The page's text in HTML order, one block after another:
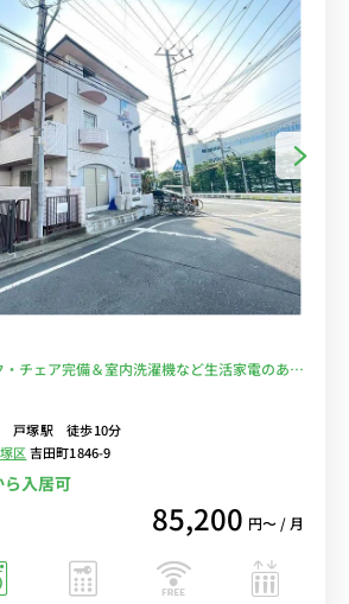
・チェア完備＆室内洗濯機など生活家電のある
駅までダイレクトアクセス■選べるWi-Fi格安
戸塚駅 徒歩10分
区吉田町1846-9
入居可
85,200 円〜 / 月